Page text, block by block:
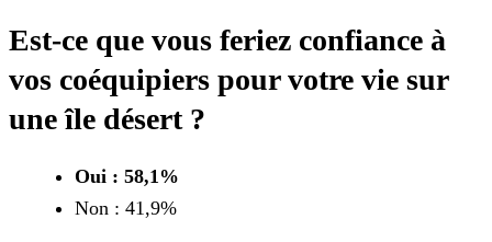
Est-ce que vous feriez confiance à
vos coéquipiers pour votre vie sur
une île désert ?
Oui : 58,1%
Non : 41,9%